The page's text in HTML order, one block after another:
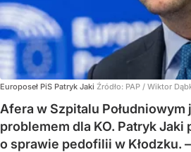
Europoseł PiS Patryk Jaki Źródło: PAP / Wiktor
Afera w Szpitalu Południowym
problemem dla KO. Patryk Jaki
o sprawie pedofilii w Kłodzku.